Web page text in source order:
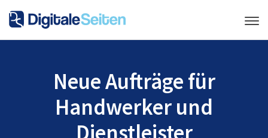
Neue Aufträge für
Handwerker und